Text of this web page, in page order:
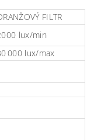
FILTR
lux/min
000 lux/max